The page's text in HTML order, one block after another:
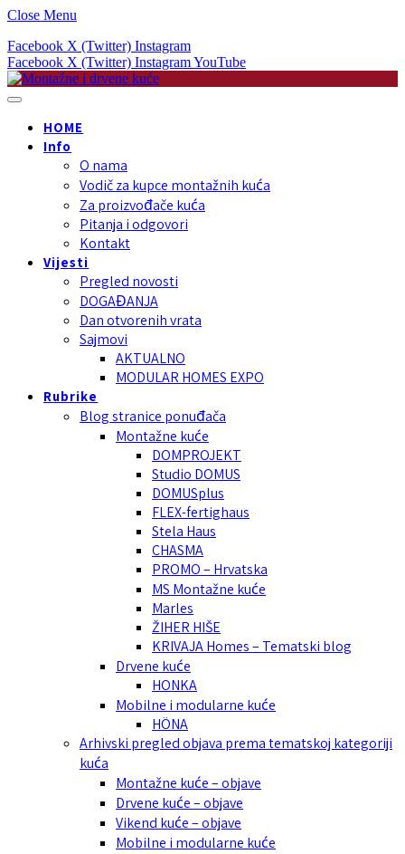
Close Menu
Facebook X (Twitter) Instagram
Facebook X (Twitter) InstagramYouTube
HOME
Info
O nama
Vodič za kupce montažnih kuća
Za proizvođače kuća
Pitanja i odgovori
Kontakt
Vijesti
Pregled novosti
DOGAĐANJA
Dan otvorenih vrata
Sajmovi
AKTUALNO
MODULAR HOMES EXPO
Rubrike
Blog stranice ponuđača
Montažne kuće
DOMPROJEKT
Studio DOMUS
DOMUSplus
FLEX-fertighaus
Stela Haus
CHASMA
PROMO – Hrvatska
MS Montažne kuće
Marles
ŽIHER HIŠE
KRIVAJA Homes – Tematski blog
Drvene kuće
HONKA
Mobilne i modularne kuće
HÖNA
Arhivski pregled objava prema tematskoj kategoriji
kuća
Montažne kuće – objave
Drvene kuće – objave
Vikend kuće – objave
Mobilne i modularne kuće